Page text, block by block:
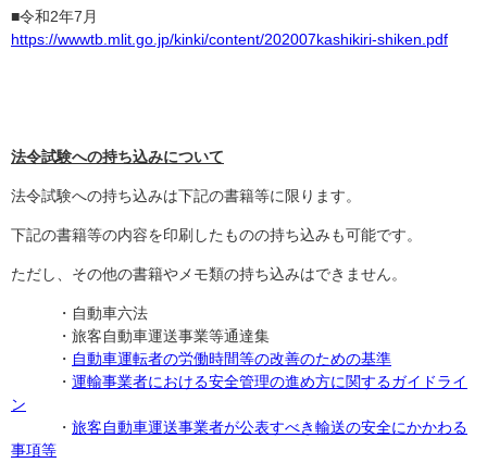
■令和2年7月
https://wwwtb.mlit.go.jp/kinki/content/202007kashikiri-shiken.pdf
法令試験への持ち込みについて
法令試験への持ち込みは下記の書籍等に限ります。
下記の書籍等の内容を印刷したものの持ち込みも可能です。
ただし、その他の書籍やメモ類の持ち込みはできません。
・自動車六法
・旅客自動車運送事業等通達集
・ 自動車運転者の労働時間等の改善のための基準
・ 運輸事業者における安全管理の進め方に関するガイドライ
ン
・ 旅客自動車運送事業者が公表すべき輸送の安全にかかわる
事項等